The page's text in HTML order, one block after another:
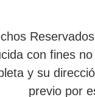
con fines
y su
previo por